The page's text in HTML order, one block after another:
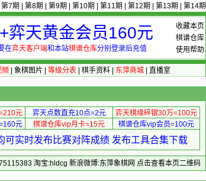
第7期 第8期 第9期 第10期 第11期 第12期 第13期 第14期
收藏本页
棋谱仓库
使用帮助
弈天黄金会员160元
在弈天客户端和本站棋谱仓库分别登录后充值
频 象棋图片 等级分表| 棋手资料| 东萍商城| 直播室
元 弈天点数直充10点=2元
弈天棋缘碎银30万=100元
元 棋谱仓库vip月卡=15元 棋谱仓库vip会员=100元
可实时发布比赛对阵成绩 发布工具合集下载
淘宝:hldcg 新浪微博:东萍象棋网 点击查看本页二维码